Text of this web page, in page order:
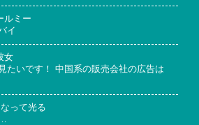
ルミー
イ
女
たいです！ 中国系の販売会社の広告は
って光る